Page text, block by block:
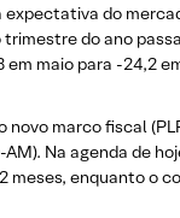
do
do ano
maio para -24,2
marco fiscal
Na agenda de
enquanto o